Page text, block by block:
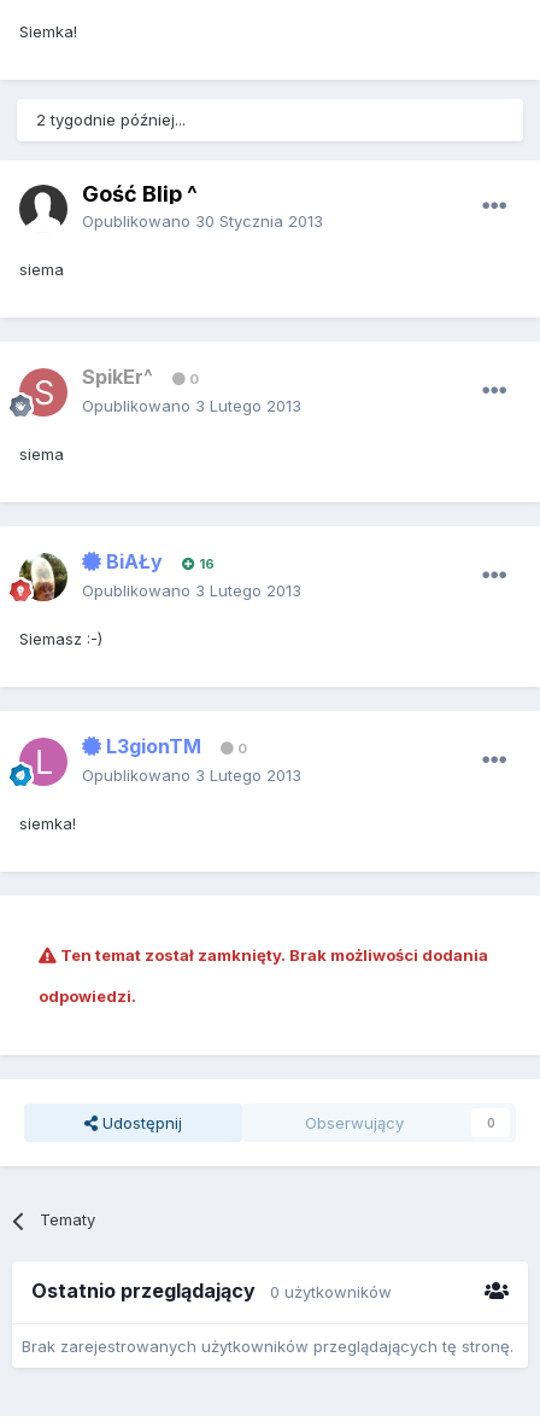
Siemka!
2 tygodnie później...
Gość Blip ^
Opublikowano 30 Stycznia 2013
siema
SpikEr^ 0
Opublikowano 3 Lutego 2013
siema
BiAŁy 16
Opublikowano 3 Lutego 2013
Siemasz :-)
L3gionTM 0
Opublikowano 3 Lutego 2013
siemka!
Ten temat został zamknięty. Brak możliwości dodania
odpowiedzi.
Udostępnij Obserwujący 0
Tematy
Ostatnio przeglądający 0 użytkowników
Brak zarejestrowanych użytkowników przeglądających tę stronę.